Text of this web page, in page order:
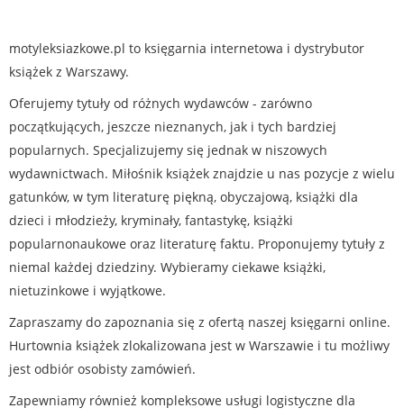
motyleksiazkowe.pl to księgarnia internetowa i dystrybutor
książek z Warszawy.
Oferujemy tytuły od różnych wydawców - zarówno
początkujących, jeszcze nieznanych, jak i tych bardziej
popularnych. Specjalizujemy się jednak w niszowych
wydawnictwach. Miłośnik książek znajdzie u nas pozycje z wielu
gatunków, w tym literaturę piękną, obyczajową, książki dla
dzieci i młodzieży, kryminały, fantastykę, książki
popularnonaukowe oraz literaturę faktu. Proponujemy tytuły z
niemal każdej dziedziny. Wybieramy ciekawe książki,
nietuzinkowe i wyjątkowe.
Zapraszamy do zapoznania się z ofertą naszej księgarni online.
Hurtownia książek zlokalizowana jest w Warszawie i tu możliwy
jest odbiór osobisty zamówień.
Zapewniamy również kompleksowe usługi logistyczne dla